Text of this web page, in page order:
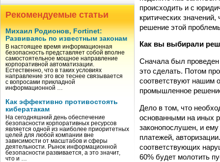
Рекомендуемые статьи
Михаил Родионов, Fortinet:
Развиваясь по известным законам
В настоящее время информационная
безопасность представляет собой вполне
самостоятельное мощное направление
корпоративной автоматизации.
Естественно, что в таких условиях
направление это все теснее связывается
с вопросами прикладной
информационной …
Как эффективно противостоять
кибератакам
На сегодняшний день обеспечение
безопасности корпоративных ресурсов
является одной из наиболее приоритетных
целей для любой компании вне
зависимости от масштабов и сферы
деятельности. Рынок информационной
безопасности развивается, а это значит,
что и …
происходить и с
критических
решение этой
Как вы выбирали
Сначала был
это сделать. Потом
соответствуют нашим
промышленное
Дело в том, что
основанными на иных
законопослушен, и
платежей,
соответствующих
60% будет молотить